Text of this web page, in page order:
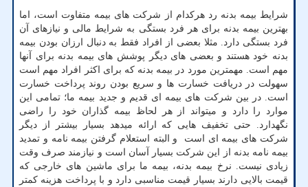
شرایط بیمه بدنه رد هرکدام از شرکت های بیمه متفاوت است، اما
بهترین بیمه بدنه برای هر فرد بستگی به شرایط مالی و نیازهای آن
فرد بستگی دارد. مثلا بعضی از افراد فقط به دنبال ارزان بودن بیمه
بدنه خود هستند و بعضی های دیگر پوشش های بیمه بدنه برای آنها
مهم است. مهمترین مورد در بیمه بدنه که برای اکثر افراد مهم است
سهولت در دریافت خسارت ها و سریع بودن روند پرداخت خسارت
است. در بین شرکت های بیمه ای قدیم و جدید بیمه ما؛ تمامی این
موارد را دارد و میتواند از هر لحاظ بیمه گذاران خود را راضی
نگهدارد. حتی تخفیف هایی که ارائه میدهد بسیار بیشتر از دیگر
شرکت های بیمه ای است و البته استعلام گرفتن بیمه نامه و تمدید
بیمه نامه بدنه از این شرکت بسیار آسان است و نیازمند صرف وقت
زیادی نیست. نرخ بیمه بدنه، بیمه ما برای ماشین های خارجی که
قیمت بالایی دارند بسیار قیمت مناسبی دارد و با پرداخت هزینه کمتر